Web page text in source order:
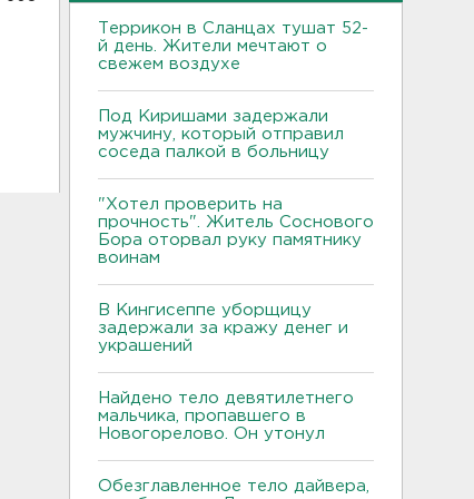
Террикон в Сланцах тушат 52-
й день. Жители мечтают о
свежем воздухе
Под Киришами задержали
мужчину, который отправил
соседа палкой в больницу
"Хотел проверить на
прочность". Житель Соснового
Бора оторвал руку памятнику
воинам
В Кингисеппе уборщицу
задержали за кражу денег и
украшений
Найдено тело девятилетнего
мальчика, пропавшего в
Новогорелово. Он утонул
Обезглавленное тело дайвера,